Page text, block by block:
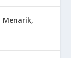
Menarik,